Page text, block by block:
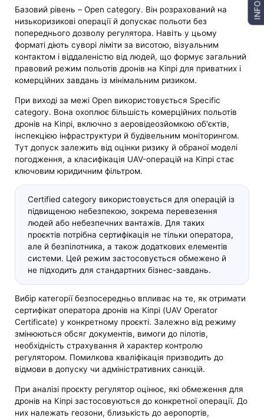
Базовий рівень – Open category. Він розрахований на
низькоризикові операції й допускає польоти без
попереднього дозволу регулятора. Навіть у цьому
форматі діють суворі ліміти за висотою, візуальним
контактом і віддаленістю від людей, що формує загальний
правовий режим польотів дронів на Кіпрі для приватних і
комерційних завдань із мінімальним ризиком.
При виході за межі Open використовується Specific
category. Вона охоплює більшість комерційних польотів
дронів на Кіпрі, включно з аеровідеозйомкою об'єктів,
інспекцією інфраструктури й будівельним моніторингом.
Тут допуск залежить від оцінки ризику й обраної моделі
погодження, а класифікація UAV-операцій на Кіпрі стає
ключовим юридичним фільтром.
Certified category використовується для операцій із
підвищеною небезпекою, зокрема перевезення
людей або небезпечних вантажів. Для таких
проєктів потрібна сертифікація не тільки оператора,
але й безпілотника, а також додаткових елементів
системи. Цей режим застосовується обмежено й
не підходить для стандартних бізнес-завдань.
Вибір категорії безпосередньо впливає на те, як отримати
сертифікат оператора дронів на Кіпрі (UAV Operator
Certificate) у конкретному проєкті. Залежно від режиму
змінюються обсяг документів, вимоги до пілотів,
необхідність страхування й характер контролю
регулятором. Помилкова кваліфікація призводить до
відмови в допуску чи адміністративних санкцій.
При аналізі проєкту регулятор оцінює, які обмеження для
дронів на Кіпрі застосовуються до конкретної операції. До
них належать геозони, близькість до аеропортів,
INFO